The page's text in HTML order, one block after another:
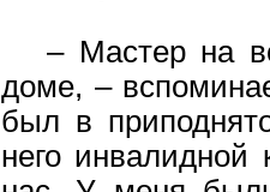
– Мастер на
доме, –
был в
него инвалидной